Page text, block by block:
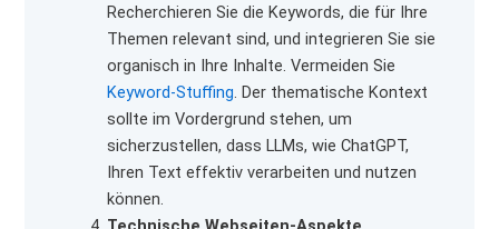
Recherchieren Sie die Keywords, die für Ihre
Themen relevant sind, und integrieren Sie sie
organisch in Ihre Inhalte. Vermeiden Sie
Keyword-Stuffing. Der thematische Kontext
sollte im Vordergrund stehen, um
sicherzustellen, dass LLMs, wie ChatGPT,
Ihren Text effektiv verarbeiten und nutzen
können.